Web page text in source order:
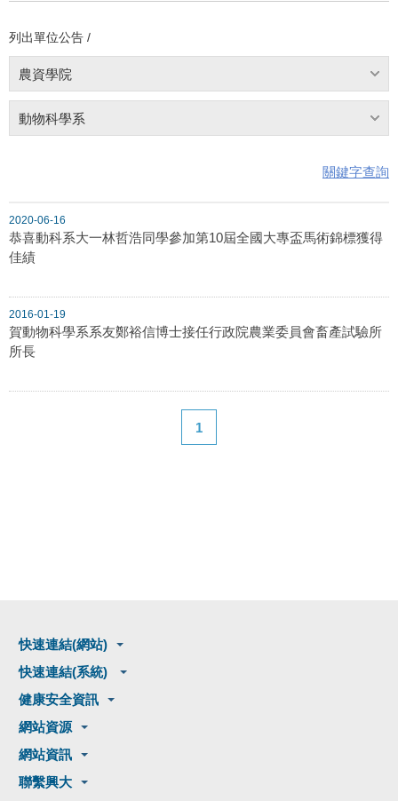
列出單位公告 /
農資學院
動物科學系
關鍵字查詢
2020-06-16
恭喜動科系大一林哲浩同學參加第10屆全國大專盃馬術錦標獲得
佳績
2016-01-19
賀動物科學系系友鄭裕信博士接任行政院農業委員會畜產試驗所
所長
1
快速連結(網站)
快速連結(系統)
健康安全資訊
網站資源
網站資訊
聯繫興大